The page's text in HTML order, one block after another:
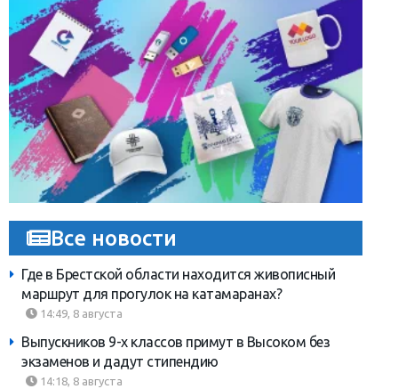
Все новости
Где в Брестской области находится живописный
маршрут для прогулок на катамаранах?
14:49, 8 августа
Выпускников 9-х классов примут в Высоком без
экзаменов и дадут стипендию
14:18, 8 августа